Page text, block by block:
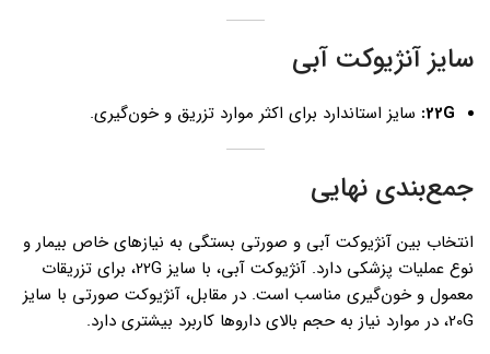
سایز آنژیوکت آبی
22G: سایز استاندارد برای اکثر موارد تزریق و خون‌گیری.
جمع‌بندی نهایی
انتخاب بین آنژیوکت آبی و صورتی بستگی به نیازهای خاص بیمار و
نوع عملیات پزشکی دارد. آنژیوکت آبی، با سایز 22G، برای تزریقات
معمول و خون‌گیری مناسب است. در مقابل، آنژیوکت صورتی با سایز
20G، در موارد نیاز به حجم بالای داروها کاربرد بیشتری دارد.